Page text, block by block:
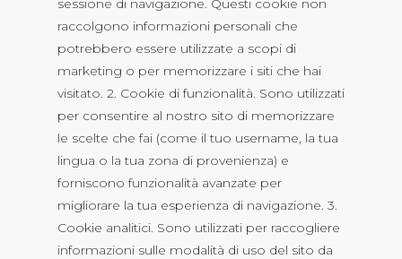
sessione di navigazione. Questi cookie non
raccolgono informazioni personali che
potrebbero essere utilizzate a scopi di
marketing o per memorizzare i siti che hai
visitato. 2. Cookie di funzionalità. Sono utilizzati
per consentire al nostro sito di memorizzare
le scelte che fai (come il tuo username, la tua
lingua o la tua zona di provenienza) e
forniscono funzionalità avanzate per
migliorare la tua esperienza di navigazione. 3.
Cookie analitici. Sono utilizzati per raccogliere
informazioni sulle modalità di uso del sito da